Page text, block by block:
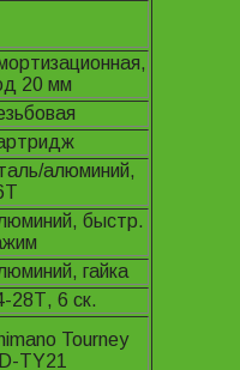
20 мм
алюминий,
быстр.
гайка
28Т, 6 ск.
Tourney
TY21